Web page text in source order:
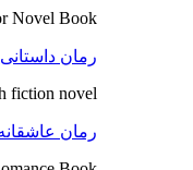
Novel Book
رمان
fiction novel
رمان